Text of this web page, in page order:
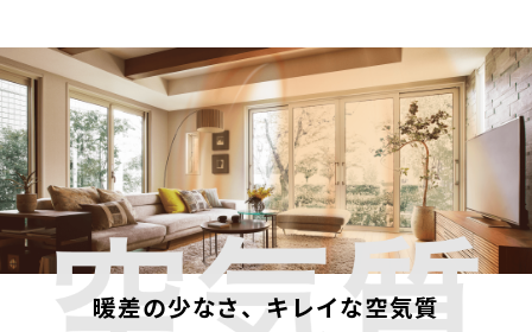
暖差の少なさ、キレイな空気質​